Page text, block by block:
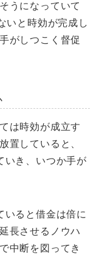
うになっていて
いと時効が完成し
がしつこく督促
は時効が成立す
置していると、
いき、いつか手が
いると借金は倍に
長させるノウハ
中断を図ってき